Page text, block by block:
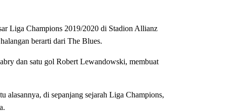
Liga Champions 2019/2020 di Stadion Allianz
berarti dari The Blues.
dan satu gol Robert Lewandowski, membuat
alasannya, di sepanjang sejarah Liga Champions,